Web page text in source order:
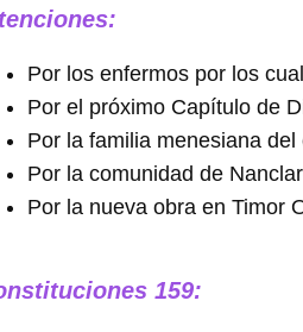
Por los enfermos por los
Por el próximo Capítulo de
Por la familia menesiana
Por la comunidad de
Por la nueva obra en Timor
159: